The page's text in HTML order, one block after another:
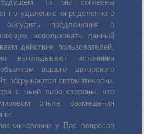
то мы согласны
по удалению определенного
предложения о
использовать данный
действия пользователей,
выкладывают источники
вашего авторского
загружаются автоматически,
с чьей либо стороны, что
опыте размещения
у Вас вопросов